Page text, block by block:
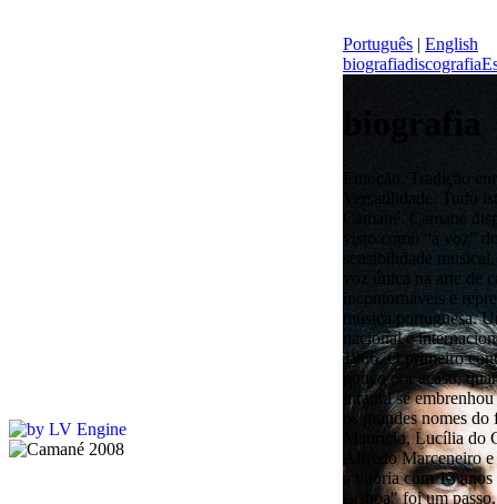
Português | English
biografiadiscografia
biografia
Emoção. Tradição enriquecida com a dose certa de risco. Versatilidade. Tudo isto faz parte da personalidade artística de Camané. Camané dispensa apresentações, é indiscutivelmente visto como “a voz” do fado. Demonstrando uma rara sensibilidade musical, Camané continua a afirmar-se como uma voz única na arte de cantar o Fado. É um dos nomes mais incontornáveis e representativos da história do Fado e da música portuguesa. Um dos fadistas mais aclamados a nível nacional e internacional. Nasceu no dia 20 de dezembro de 1966. O primeiro contacto de Camané com o fado ocorreu um pouco por acaso, quando durante a recuperação de uma maleita infantil se embrenhou na coleção de discos dos pais e descobriu os grandes nomes do fado: Amália Rodrigues, Fernando Maurício, Lucília do Carmo, Maria Teresa de Noronha, Alfredo Marceneiro e Carlos do Carmo... Desde essa altura até à vitória com 13 anos do evento "Grande Noite do Fado de Lisboa" foi um passo. Na sequência desta participação gravou alguns trabalhos e efetuou diversas apresentações públicas. Em 1995, publicou o álbum “Uma Noite de Fados”, início de uma parceria com José Mário Branco que perdurou até à morte deste músico, produtor e compositor. O início de 1998 foi marcado pela edição do novo trabalho - "Na Linha da Vida" que mereceu atenção especial por parte dos media, confirmando as expectativas que "Uma Noite de Fados" provocara, e consagrando em definitivo Camané como uma das vozes mais impressionantes do fado. Durante o ano de 1998 Camané realizou inúmeros espetáculos em Portugal - destacando-se as apresentações na Expo 98 - participou no espetáculo "De Sol a Lua - Flamenco e Fado", e ainda em alguns festivais de música na Europa, como o Festival "Tombées de La Nuit", em Rennes e o Festival "Les Méditerranées à l'Européen" em Paris. Em Outubro, aquando da edição de "Na Linha da Vida" pela EMI holandesa e belga, realizou uma digressão por algumas localidades desses países. Camané atuou em diversas casas de fado, além de fazer parte do elenco de diversas produções dirigidas por Filipe La Féria (o mais importante diretor português de musicais) como a "Grande Noite", "Maldita Cocaína" e "Cabaret", onde adquiriu assinalável evidência. A edição de "Uma Noite de Fados", elogiada pela crítica especializada, elegeu Camané como a voz mais representativa da nova geração do fado, possibilitando o reconhecimento da qualidade do seu trabalho pelo grande público. Realizou desde essa altura inúmeras apresentações em Portugal e no estrangeiro, atuando em França, Holanda, Itália e Espanha. O ano de 1999 foi dedicado a inúmeras apresentações ao vivo - Portugal, Espanha, Macau e França - bem como à pré-produção e gravação de um novo trabalho de originais. No final do ano "Na Linha da Vida" foi publicado pela EMI da Coreia marcando assim a primeira abordagem ao mercado oriental. Para o início de 2000 estava reservado um novo passo na carreira de Camané: a edição em simultâneo na Bélgica, Holanda e Portugal do terceiro trabalho discográfico de Camané - "Esta Coisa da Alma”. A edição deste trabalho na Holanda e na Bélgica foi acompanhada por uma tournée por algumas das mais importantes salas destes países, destacando-se duas noites esgotadas no Concertgebouw de Amesterdão ou ainda a participação no Festival de Brugges, seguindo-se concertos em Espanha, Suíça, Alemanha e França. Evidenciando o merecido reconhecimento por parte do público pelo trabalho global efectuado em torno deste "Esta Coisa da Alma", Camané recebeu o disco de prata pelos 10 mil exemplares vendidos, mesmo na recta final do ano. Em 2005,